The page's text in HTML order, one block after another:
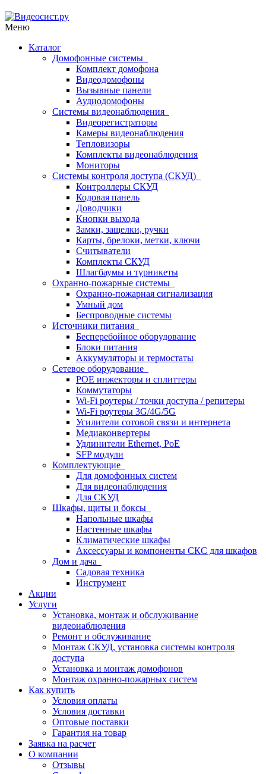
Меню
Каталог
Домофонные системы
Комплект домофона
Видеодомофоны
Вызывные панели
Аудиодомофоны
Системы видеонаблюдения
Видеорегистраторы
Камеры видеонаблюдения
Тепловизоры
Комплекты видеонаблюдения
Мониторы
Системы контроля доступа (СКУД)
Контроллеры СКУД
Кодовая панель
Доводчики
Кнопки выхода
Замки, защелки, ручки
Карты, брелоки, метки, ключи
Считыватели
Комплекты СКУД
Шлагбаумы и турникеты
Охранно-пожарные системы
Охранно-пожарная сигнализация
Умный дом
Беспроводные системы
Источники питания
Бесперебойное оборудование
Блоки питания
Аккумуляторы и термостаты
Сетевое оборудование
POE инжекторы и сплиттеры
Коммутаторы
Wi-Fi роутеры / точки доступа / репитеры
Wi-Fi роутеры 3G/4G/5G
Усилители сотовой связи и интернета
Медиаконвертеры
Удлинители Ethernet, PoE
SFP модули
Комплектующие
Для домофонных систем
Для видеонаблюдения
Для СКУД
Шкафы, щиты и боксы
Напольные шкафы
Настенные шкафы
Климатические шкафы
Аксессуары и компоненты СКС для шкафов
Дом и дача
Садовая техника
Инструмент
Акции
Услуги
Установка, монтаж и обслуживание
видеонаблюдения
Ремонт и обслуживание
Монтаж СКУД, установка системы контроля
доступа
Установка и монтаж домофонов
Монтаж охранно-пожарных систем
Как купить
Условия оплаты
Условия доставки
Оптовые поставки
Гарантия на товар
Заявка на расчет
О компании
Отзывы